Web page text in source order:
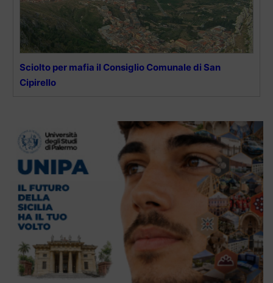
Sciolto per mafia il Consiglio Comunale di San
Cipirello